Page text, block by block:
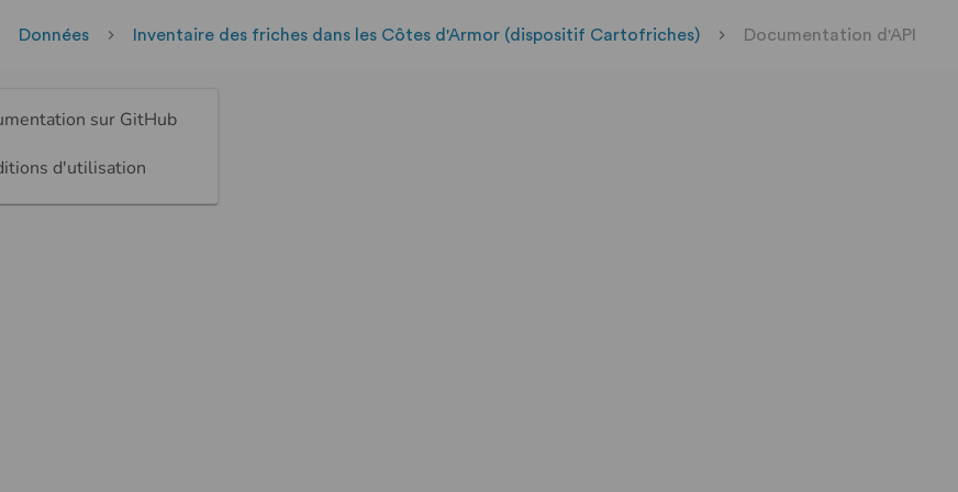
Données Inventaire des friches dans les Côtes d'Armor (dispositif Cartofriches) Documentation d'API